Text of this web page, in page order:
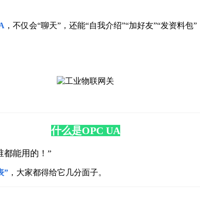
，不仅会“聊天”，还能“自我介绍”“加好友”“发资料包
什么是OPC UA
都能用的！”
” ，大家都得给它几分面子。